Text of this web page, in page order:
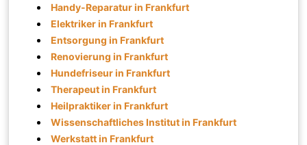
Handy-Reparatur in Frankfurt
Elektriker in Frankfurt
Entsorgung in Frankfurt
Renovierung in Frankfurt
Hundefriseur in Frankfurt
Therapeut in Frankfurt
Heilpraktiker in Frankfurt
Wissenschaftliches Institut in Frankfurt
Werkstatt in Frankfurt